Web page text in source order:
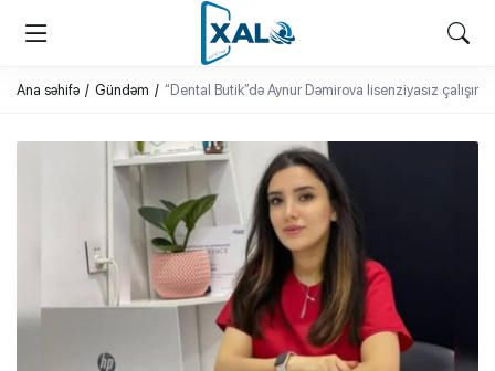
XALQ.ONLINE
ONLAYN PLATFORMA
Ana səhifə Gündəm “Dental Butik”də Aynur Dəmirova lisenziyasız